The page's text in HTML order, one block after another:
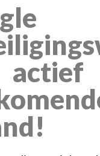
actief